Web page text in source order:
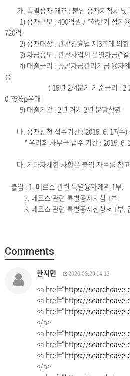
가. 특별융자 개요 : 붙임 융자지침서 및
1) 융자규모 : 400억원 / *하반기 정기융
720억
2) 융자대상 : 관광진흥법 제3조에 의한
3) 자금용도 : 관광사업체 운영자금(*결
4) 대출금리 : 공공자금관리기금 융자계
용
('15년 2/4분기 기준금리 :
0.75%p우대
5) 대출기간 : 2년 거치 2년 분할상환
나. 융자신청 접수기간 : 2015. 6. 17(수)
* 우리회 사무국 접수 기간 : 2015. 6.
다. 기타자세한 사항은 붙임 자료를 참
붙임 : 1. 메르스 관련 특별융자계획 1부.
2. 메르스 관련 특별융자지침 1부.
3. 메르스 관련 특별융자신청서 1부.
Comments
한지민 2020.08.29 14:13
<a href="https://
<a href="https://
<a href="https://
</a>
<a href="https://
<a href="https://
<a href="https://
</a>